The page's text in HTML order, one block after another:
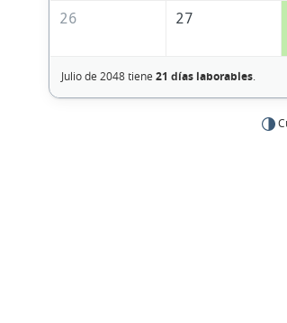
26 27
Julio de 2048 tiene 21 días laborables.